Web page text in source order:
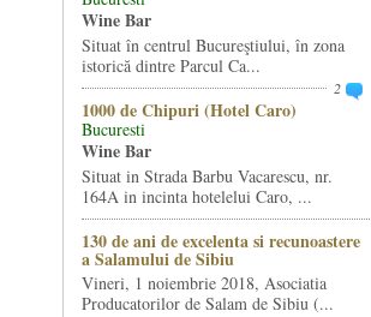
Wine Bar
Situat în centrul Bucureştiului, în zona
istorică dintre Parcul Ca...
2
1000 de Chipuri (Hotel Caro)
Bucuresti
Wine Bar
Situat in Strada Barbu Vacarescu, nr.
164A in incinta hotelelui Caro, ...
130 de ani de excelenta si recunoastere
a Salamului de Sibiu
Vineri, 1 noiembrie 2018, Asociatia
Producatorilor de Salam de Sibiu (...